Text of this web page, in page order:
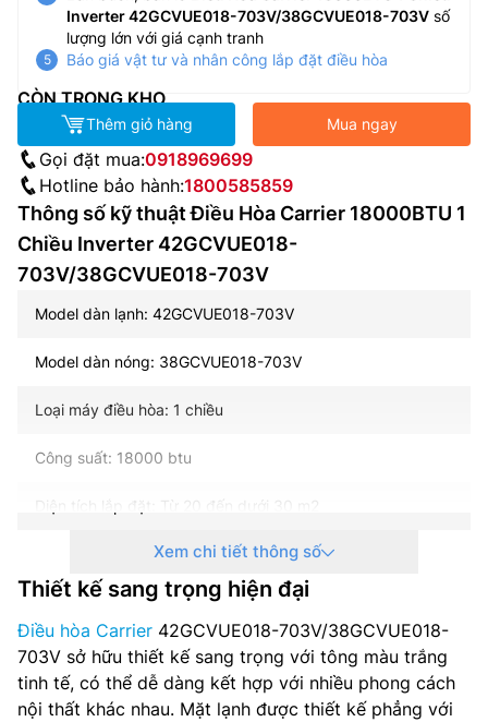
Inverter 42GCVUE018-703V/38GCVUE018-703V số
lượng lớn với giá cạnh tranh
Báo giá vật tư và nhân công lắp đặt điều hòa
CÒN TRONG KHO
Thêm giỏ hàng Mua ngay
Gọi đặt mua:0918969699
Hotline bảo hành:1800585859
Thông số kỹ thuật Điều Hòa Carrier 18000BTU 1
Chiều Inverter 42GCVUE018-
703V/38GCVUE018-703V
Model dàn lạnh: 42GCVUE018-703V
Model dàn nóng: 38GCVUE018-703V
Loại máy điều hòa: 1 chiều
Công suất: 18000 btu
Diện tích lắp đặt: Từ 20 đến dưới 30 m2
Nguồn điện: 1 pha, 220-240 V, 50-60 Hz
Điện năng tiêu thụ: 1.66 (0.30-2.10) kW
Công nghệ inverter: Có
Môi chất lạnh R32
Xem chi tiết thông số
Thiết kế sang trọng hiện đại
Điều hòa Carrier 42GCVUE018-703V/38GCVUE018-
703V sở hữu thiết kế sang trọng với tông màu trắng
tinh tế, có thể dễ dàng kết hợp với nhiều phong cách
nội thất khác nhau. Mặt lạnh được thiết kế phẳng với